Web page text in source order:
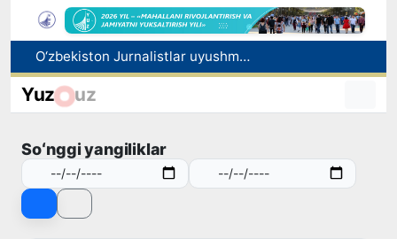
Kredit va moliyaviy xizmatlar reklamasiga ogohlantirish talabi kiritiladi
FOTON va MKBANK strategik hamkorlik va bo‘lib to‘lash shartlari!
O‘zbekiston Jurnalistlar uyushmasi qoshida Blogerlar ijodiy kengashi tashkil etildi
Yuz uz
Soʻnggi yangiliklar